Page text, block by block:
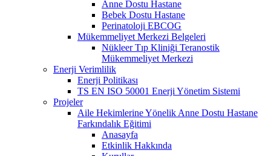
Anne Dostu Hastane
Bebek Dostu Hastane
Perinatoloji EBCOG
Mükemmeliyet Merkezi Belgeleri
Nükleer Tıp Kliniği Teranostik
Mükemmeliyet Merkezi
Enerji Verimlilik
Enerji Politikası
TS EN ISO 50001 Enerji Yönetim Sistemi
Projeler
Aile Hekimlerine Yönelik Anne Dostu Hastane
Farkındalık Eğitimi
Anasayfa
Etkinlik Hakkında